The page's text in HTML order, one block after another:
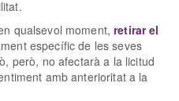
qualsevol moment,retirar el
específic de les seves
però, no afectarà a la licitud
amb anterioritat a la